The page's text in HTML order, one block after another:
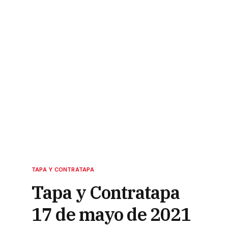
TAPA Y CONTRATAPA
Tapa y Contratapa
17 de mayo de 2021